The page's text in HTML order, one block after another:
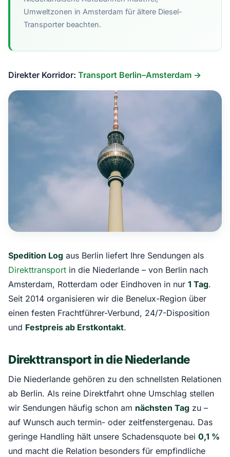
Umweltzonen in Amsterdam für ältere Diesel-
Transporter beachten.
Direkter Korridor: Transport Berlin–Amsterdam →
Spedition Log aus Berlin liefert Ihre Sendungen als
Direkttransport in die Niederlande – von Berlin nach
Amsterdam, Rotterdam oder Eindhoven in nur 1 Tag.
Seit 2014 organisieren wir die Benelux-Region über
einen festen Frachtführer-Verbund, 24/7-Disposition
und Festpreis ab Erstkontakt.
Direkttransport in die Niederlande
Die Niederlande gehören zu den schnellsten Relationen
ab Berlin. Als reine Direktfahrt ohne Umschlag stellen
wir Sendungen häufig schon am nächsten Tag zu –
auf Wunsch auch termin- oder zeitfenstergenau. Das
geringe Handling hält unsere Schadensquote bei 0,1 %
und macht die Relation besonders für empfindliche